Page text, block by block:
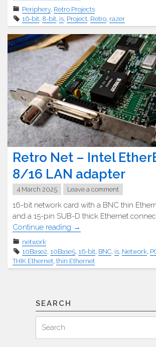
Projekt
–
16Bit
ISA
Riser
Karte"
Periphery, Retro Projects
16-bit, 8-bit, is, Project, Retro, razer
Retro Net – Intel
8/16 LAN adapter
4 March 2025 Leave a comment
16-bit network card with a BNC thin
and a 15-pin SUB-D thick Ethernet
Continue reading "Retro
–
Intel
EtherExpress
→
network
10Base2 10Base5 16-bit BNC is Network
THIK Ethernet thin Ethernet
SEARCH
for: